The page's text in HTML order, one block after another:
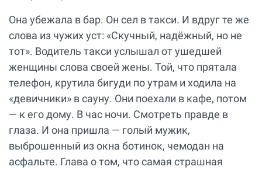
Она убежала в бар. Он сел в такси. И вдруг те же
слова из чужих уст: «Скучный, надёжный, но не
тот». Водитель такси услышал от ушедшей
женщины слова своей жены. Той, что прятала
телефон, крутила бигуди по утрам и ходила на
«девичники» в сауну. Они поехали в кафе, потом
— к его дому. В час ночи. Смотреть правде в
глаза. И она пришла — голый мужик,
выброшенный из окна ботинок, чемодан на
асфальте. Глава о том, что самая страшная